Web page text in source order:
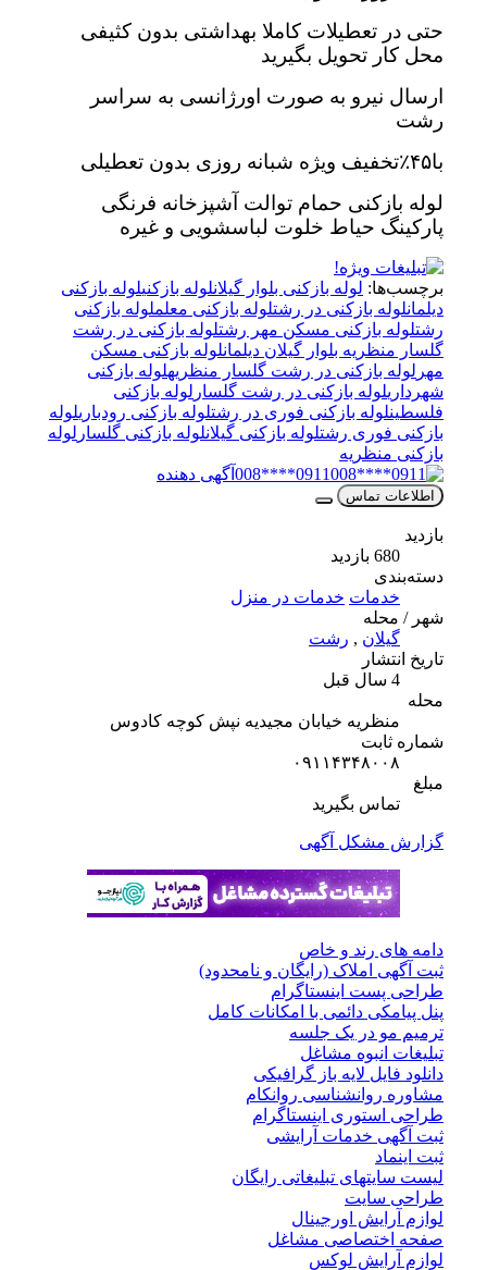
حتی در تعطیلات کاملا بهداشتی بدون کثیفی
محل کار تحویل بگیرید
ارسال نیرو به صورت اورژانسی به سراسر
رشت
لوله بازکنی حمام توالت آشپزخانه فرنگی
پارکینگ حیاط خلوت لباسشویی و غیره
برچسب‌ها:لوله بازکنی بلوار گیلان لوله بازکنی لوله بازکنی
لوله بازکنی در رشت لوله بازکنی معلم لوله بازکنی
لوله بازکنی مسکن مهر رشت لوله بازکنی در رشت
گلسار منظریه بلوار گیلان دیلمان لوله بازکنی مسکن
لوله بازکنی در رشت گلسار منظریهلوله بازکنی
شهرداریلوله بازکنی در رشت گلسارلوله بازکنی
فلسطینلوله بازکنی فوری در رشت لوله بازکنی رودباری لوله
بازکنی فوری رشتلوله بازکنی گیلان لوله بازکنی گلسارلوله
بازکنی منظریه
0911****008
آگهی دهنده
اطلاعات تماس
دسته‌بندی
خدمات خدمات در منزل
شهر / محله
,رشت
تاریخ انتشار
منظریه خیابان مجیدیه نپش کوچه کادوس
شماره ثابت
۰۹۱۱۴۳۴۸۰۰۸
تماس بگیرید
گزارش مشکل آگهی
دامه های رند و خاص
ثبت آگهی املاک (رایگان و نامحدود)
طراحی پست اینستاگرام
پنل پیامکی دائمی با امکانات کامل
ترمیم مو در یک جلسه
تبلیغات انبوه مشاغل
دانلود فایل لایه باز گرافیکی
مشاوره روانشناسی روانکام
طراحی استوری اینستاگرام
ثبت آگهی خدمات آرایشی
ثبت اینماد
لیست سایتهای تبلیغاتی رایگان
طراحی سایت
لوازم آرایش اورجینال
صفحه اختصاصی مشاغل
لوازم آرایش لوکس